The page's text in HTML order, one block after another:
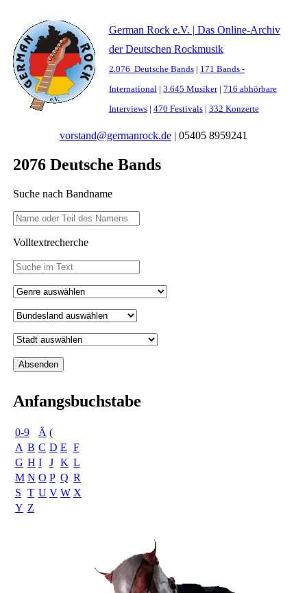
German Rock e.V. | Das Online-Archiv
der Deutschen Rockmusik
2.076 Deutsche Bands| 171 Bands -
International| 3.645 Musiker| 716 abhörbare
Interviews| 470 Festivals| 332 Konzerte
vorstand@germanrock.de| 05405 8959241
2076 Deutsche Bands
Suche nach Bandname
Volltextrecherche
Anfangsbuchstabe
0-9 Ä (
A B C D E F
G H I J K L
M N O P Q R
S T U V W X
Y Z